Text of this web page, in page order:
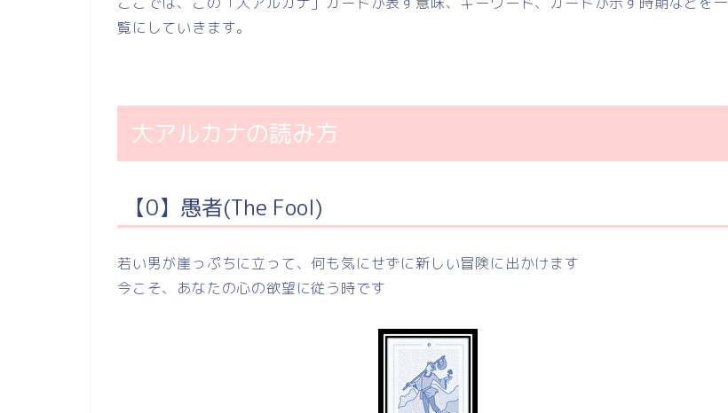
覧にしていきます。
大アルカナの読み方
【0】愚者(The Fool)
若い男が崖っぷちに立って、何も気にせずに新しい冒険に出かけます
今こそ、あなたの心の欲望に従う時です